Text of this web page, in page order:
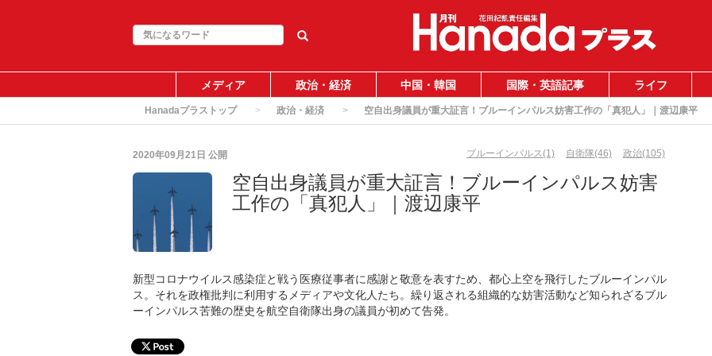
メディア 政治・経済 中国・韓国 国際・英語記事 ライフ
Hanadaプラストップ 政治・経済 空自出身議員が重大証言！ブルーインパルス妨害工作の「真犯人」｜渡辺康平
2020年09月21日 公開 ブルーインパルス(1) 自衛隊(46) 政治(105)
空自出身議員が重大証言！ブルーインパルス妨害
工作の「真犯人」｜渡辺康平
新型コロナウイルス感染症と戦う医療従事者に感謝と敬意を表すため、都心上空を飛行したブルーインパル
ス。それを政権批判に利用するメディアや文化人たち。繰り返される組織的な妨害活動など知られざるブル
ーインパルス苦難の歴史を航空自衛隊出身の議員が初めて告発。